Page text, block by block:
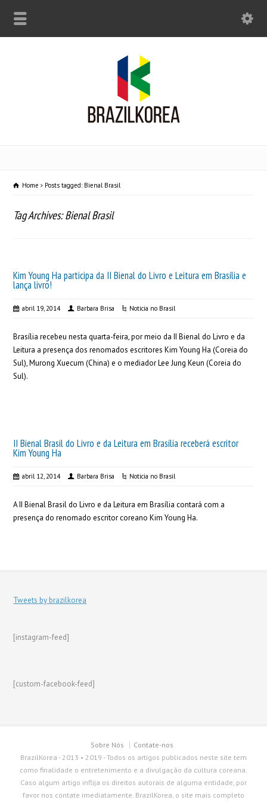
Home Posts tagged: Bienal Brasil
Tag Archives: Bienal Brasil
Kim Young Ha participa da II Bienal do Livro e Leitura em Brasília e
lança livro!
abril 19, 2014 Barbara Brisa Noticia no Brasil
Brasília recebeu nesta quarta-feira, por meio da II Bienal do Livro e da
Leitura a presença dos renomados escritores Kim Young Ha (Coreia do
Sul), Murong Xuecum (China) e o mediador Lee Jung Keun (Coreia do
Sul).
II Bienal Brasil do Livro e da Leitura em Brasília receberá escritor
Kim Young Ha
abril 12, 2014 Barbara Brisa Noticia no Brasil
A II Bienal Brasil do Livro e da Leitura em Brasília contará com a
presença do renomado escritor coreano Kim Young Ha.
Tweets by brazilkorea
[instagram-feed]
[custom-facebook-feed]
Sobre Nós
Contate-nos
BrazilKorea - 2013 • 2019 - Todos os artigos publicados neste site tem
como finalidade o entretenimento e a divulgação da cultura coreana.
Caso algum artigo inflija os direitos autorais de alguma entidade, por
favor nos contate imediatamente. BrazilKorea, o site mais completo